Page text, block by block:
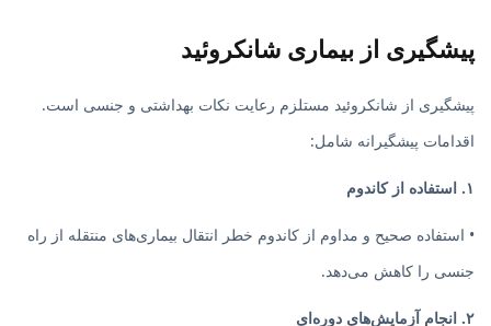
پیشگیری از بیماری شانکروئید
پیشگیری از شانکروئید مستلزم رعایت نکات بهداشتی و جنسی است.
اقدامات پیشگیرانه شامل:
۱. استفاده از کاندوم
• استفاده صحیح و مداوم از کاندوم خطر انتقال بیماری‌های منتقله از راه
جنسی را کاهش می‌دهد.
۲. انجام آزمایش‌های دوره‌ای